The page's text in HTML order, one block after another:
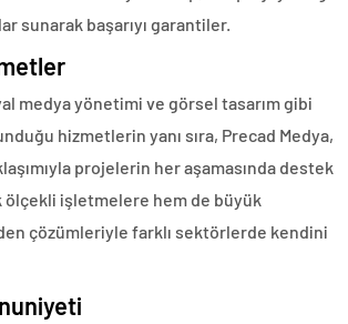
sunarak başarıyı garantiler.
medya yönetimi ve görsel tasarım gibi
hizmetlerin yanı sıra, Precad Medya,
projelerin her aşamasında destek
ölçekli işletmelere hem de büyük
çözümleriyle farklı sektörlerde kendini